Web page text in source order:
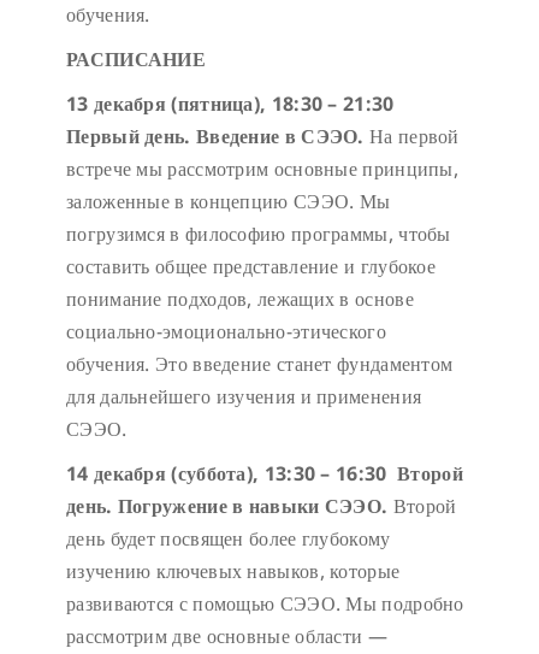
обучения.
РАСПИСАНИЕ
13 декабря (пятница), 18:30 – 21:30
Первый день. Введение в СЭЭО. На первой
встрече мы рассмотрим основные принципы,
заложенные в концепцию СЭЭО. Мы
погрузимся в философию программы, чтобы
составить общее представление и глубокое
понимание подходов, лежащих в основе
социально-эмоционально-этического
обучения. Это введение станет фундаментом
для дальнейшего изучения и применения
СЭЭО.
14 декабря (суббота), 13:30 – 16:30 Второй
день. Погружение в навыки СЭЭО. Второй
день будет посвящен более глубокому
изучению ключевых навыков, которые
развиваются с помощью СЭЭО. Мы подробно
рассмотрим две основные области —